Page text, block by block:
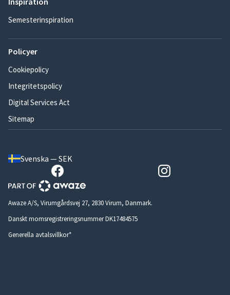
Semesterinspiration
Policyer
Cookiepolicy
Integritetspolicy
Digital Services Act
Sitemap
Svenska — SEK
Awaze A/S, Virumgårdsvej 27, 2830 Virum, Danmark.
Danskt momsregistreringsnummer DK17484575
Generella avtalsvillkor*